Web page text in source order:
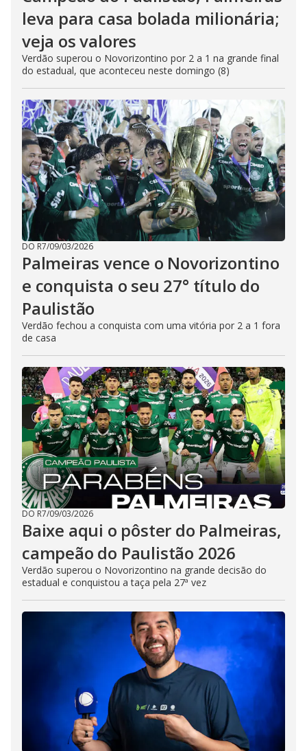
leva para casa bolada milionária;
veja os valores
Verdão superou o Novorizontino por 2 a 1 na grande final
do estadual, que aconteceu neste domingo (8)
DO R7/09/03/2026
Palmeiras vence o Novorizontino
e conquista o seu 27° título do
Paulistão
Verdão fechou a conquista com uma vitória por 2 a 1 fora
de casa
DO R7/09/03/2026
Baixe aqui o pôster do Palmeiras,
campeão do Paulistão 2026
Verdão superou o Novorizontino na grande decisão do
estadual e conquistou a taça pela 27ª vez